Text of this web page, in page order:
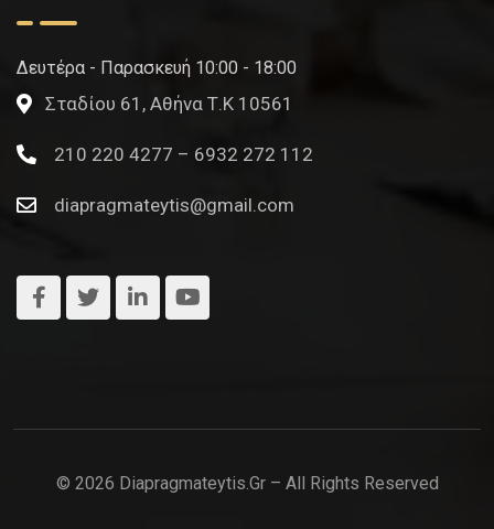
Δευτέρα - Παρασκευή 10:00 - 18:00
Σταδίου 61, Αθήνα Τ.Κ 10561
210 220 4277 – 6932 272 112
diapragmateytis@gmail.com
© 2026 Diapragmateytis.gr – All Rights Reserved